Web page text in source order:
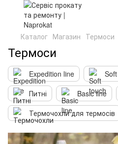
Каталог Магазин Термоси
Термоси
Expedition line
Питні
Basic line
Термочохли для термосів